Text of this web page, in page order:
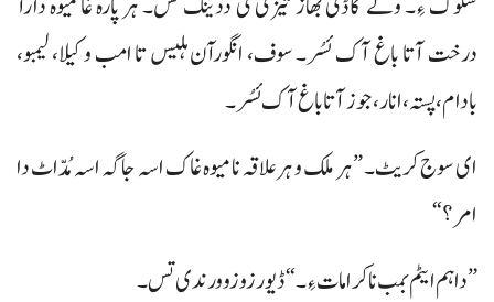
درخت آتا باغ آک ئسُر۔ سوف، انگورآن ہلیس تا امب و کیلا، لیمبو،
بادام، پستہ، انار، جوز آتا باغ آک ئسُر ۔
ای سوج کریٹ۔ ”ہر ملک و ہرعلاقہ نا میوہ غاک اسہ جاگہ اسہ مُدّاٹ دا
امر؟“
”داہم ایٹم بمب نا کرامات ءِ۔“ ڈیور زو زو ورندی تس۔